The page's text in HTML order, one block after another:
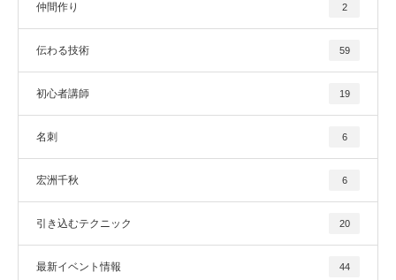
仲間作り 2
伝わる技術 59
初心者講師 19
名刺 6
宏洲千秋 6
引き込むテクニック 20
最新イベント情報 44